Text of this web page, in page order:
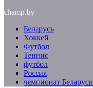
champ.by
Беларусь
Хоккей
Футбол
Теннис
футбол
Россия
чемпионат Беларуси